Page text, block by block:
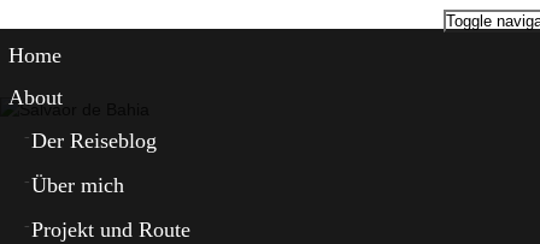
Toggle
Home
About
Der Reiseblog
Über mich
Projekt und Route